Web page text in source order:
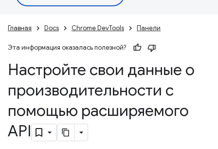
Главная Docs Chrome DevTools Панели
Эта информация оказалась полезной?
Настройте свои данные о
производительности с
помощью расширяемого
API